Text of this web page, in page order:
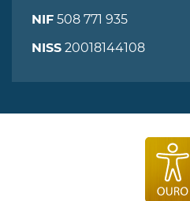
NIF 508 771 935
NISS 20018144108